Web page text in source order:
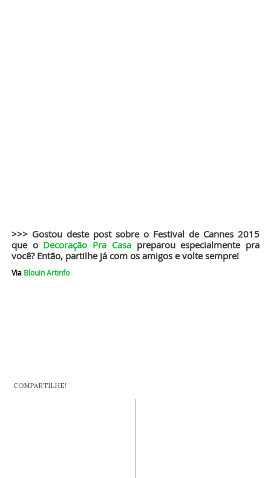
>>> Gostou deste post sobre o Festival de Cannes 2015
que o Decoração Pra Casapreparou especialmente pra
você? Então, partilhe já com os amigos e volte sempre!
Via Blouin Artinfo
COMPARTILHE!